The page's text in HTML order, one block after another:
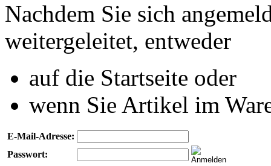
Nachdem Sie sich
weitergeleitet, entweder
auf die Startseite oder
wenn Sie Artikel im
E-Mail-Adresse:
Passwort: